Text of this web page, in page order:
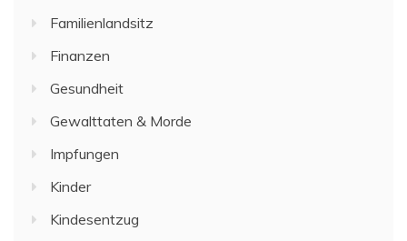
Familienlandsitz
Finanzen
Gesundheit
Gewalttaten & Morde
Impfungen
Kinder
Kindesentzug